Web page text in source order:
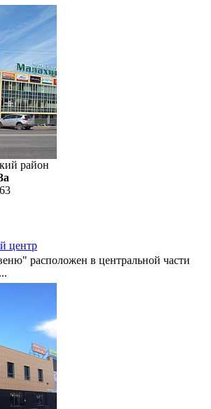
район
центр
расположен в центральной части